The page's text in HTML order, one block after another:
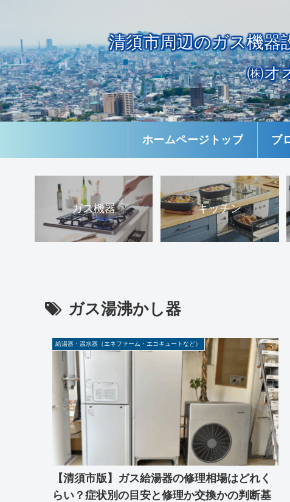
清須市周辺のガス機
㈱オ
ホームページトップ ブ
ガス機器 キッチン
ガス湯沸かし器
給湯器・温水器（エネファーム・エコキュートなど）
【清須市版】ガス給湯器の修理相場はどれく
らい？症状別の目安と修理か交換かの判断基